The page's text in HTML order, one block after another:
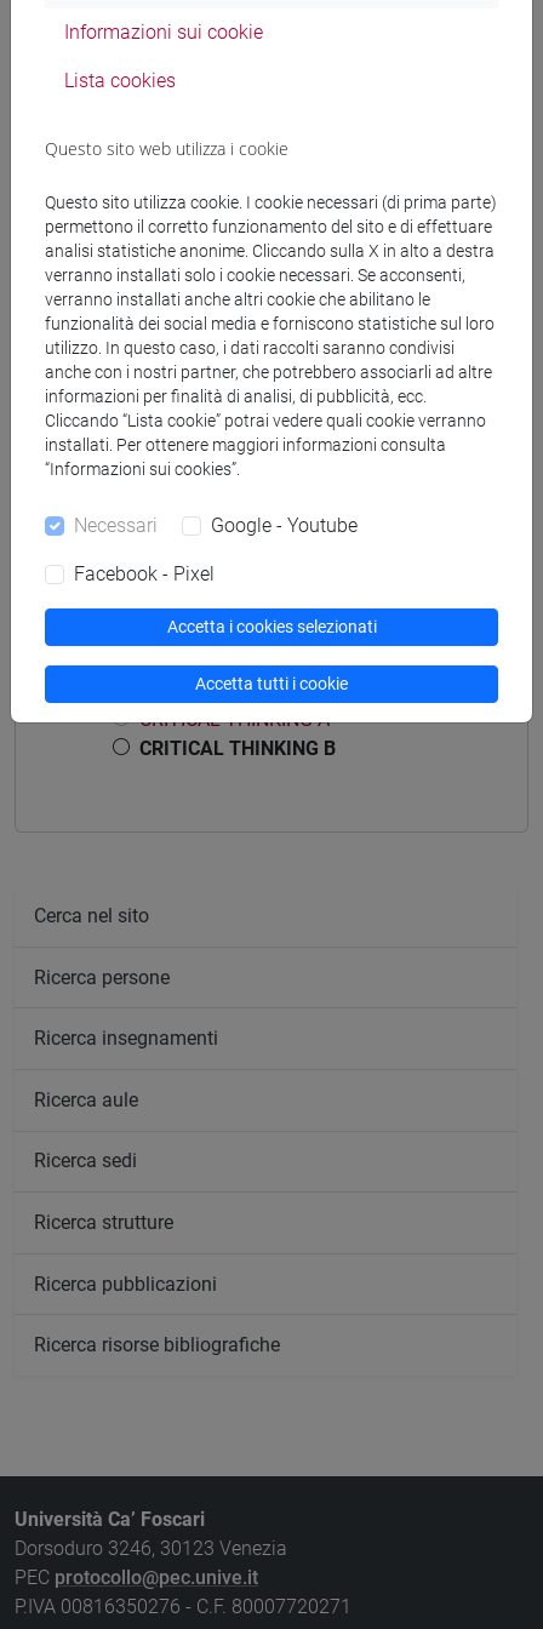
Docenti
GIANNASI Matteo- 42h Lezione
Materiali didattici
Materiali su Moodle
Corsi di studio e percorsi
[FOY] FOUNDATION YEAR - Corso di
percorso comune
Struttura generale dell'insegnamento
CRITICAL THINKING
CRITICAL THINKING A
CRITICAL THINKING B
Cerca nel sito
Ricerca persone
Ricerca insegnamenti
Ricerca aule
Ricerca sedi
Ricerca strutture
Ricerca pubblicazioni
Ricerca risorse bibliografiche
Università Ca’ Foscari
Dorsoduro 3246, 30123 Venezia
PEC protocollo@pec.unive.it
P.IVA 00816350276 - C.F. 80007720271
Informazioni sui cookie
Lista cookies
Questo sito web utilizza i cookie
Questo sito utilizza cookie. I cookie necessari (di prima parte)
permettono il corretto funzionamento del sito e di effettuare
analisi statistiche anonime. Cliccando sulla X in alto a destra
verranno installati solo i cookie necessari. Se acconsenti,
verranno installati anche altri cookie che abilitano le
funzionalità dei social media e forniscono statistiche sul loro
utilizzo. In questo caso, i dati raccolti saranno condivisi
anche con i nostri partner, che potrebbero associarli ad altre
informazioni per finalità di analisi, di pubblicità, ecc.
Cliccando “Lista cookie” potrai vedere quali cookie verranno
installati. Per ottenere maggiori informazioni consulta
“Informazioni sui cookies”.
Necessari Google - Youtube
Facebook - Pixel
Accetta i cookies selezionati
Accetta tutti i cookie